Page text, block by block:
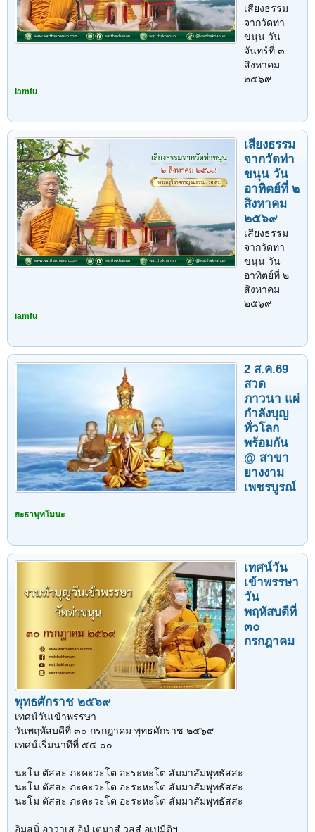
เสียงธรรม
จากวัดท่า
ขนุน วัน
จันทร์ที่ ๓
สิงหาคม
๒๕๖๙
iamfu
เสียงธรรม
จากวัดท่า
ขนุน วัน
อาทิตย์ที่ ๒
สิงหาคม
๒๕๖๙
เสียงธรรม
จากวัดท่า
ขนุน วัน
อาทิตย์ที่ ๒
สิงหาคม
๒๕๖๙
iamfu
2 ส.ค.69
สวด
ภาวนา แผ่
กำลังบุญ
ทั่วโลก
พร้อมกัน
@ สาขา
ยางงาม
เพชรบูรณ์
ยะธาพุทโมนะ
เทศน์วัน
เข้าพรรษา
วัน
พฤหัสบดีที่
๓๐
กรกฎาคม
พุทธศักราช ๒๕๖๙
เทศน์วันเข้าพรรษา
วันพฤหัสบดีที่ ๓๐ กรกฎาคม พุทธศักราช ๒๕๖๙
เทศน์เริ่มนาทีที่ ๕๔.๐๐
นะโม ตัสสะ ภะคะวะโต อะระหะโต สัมมาสัมพุทธัสสะ
นะโม ตัสสะ ภะคะวะโต อะระหะโต สัมมาสัมพุทธัสสะ
นะโม ตัสสะ ภะคะวะโต อะระหะโต สัมมาสัมพุทธัสสะ
อิมสฺมิํ อาวาเส อิมํ เตมาสํ วสฺสํ อุเปมีติฯ